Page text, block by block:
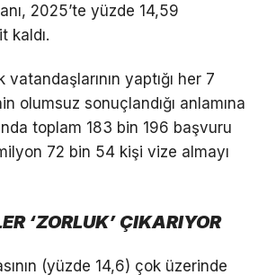
2025’te yüzde 14,59
kaldı.
yaptığı her 7
olumsuz sonuçlandığı anlamına
toplam 183 bin 196 başvuru
72 bin 54 kişi vize almayı
‘ZORLUK’ ÇIKARIYOR
(yüzde 14,6) çok üzerinde